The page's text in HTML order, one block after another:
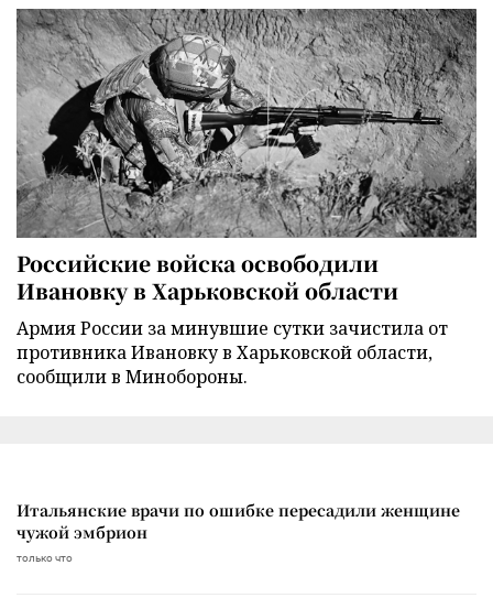
Российские войска освободили
Ивановку в Харьковской области
Армия России за минувшие сутки зачистила от
противника Ивановку в Харьковской области,
сообщили в Минобороны.
Итальянские врачи по ошибке пересадили женщине
чужой эмбрион
только что